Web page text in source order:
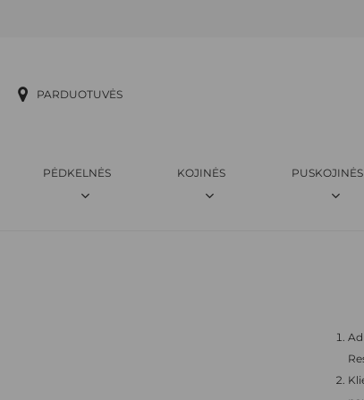
PARDUOTUVĖS
PĖDKELNĖS KOJINĖS PUSKOJINĖS